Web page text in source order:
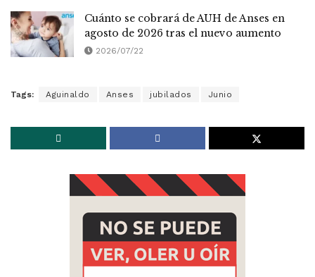
Cuánto se cobrará de AUH de Anses en
agosto de 2026 tras el nuevo aumento
2026/07/22
Tags: Aguinaldo Anses jubilados Junio